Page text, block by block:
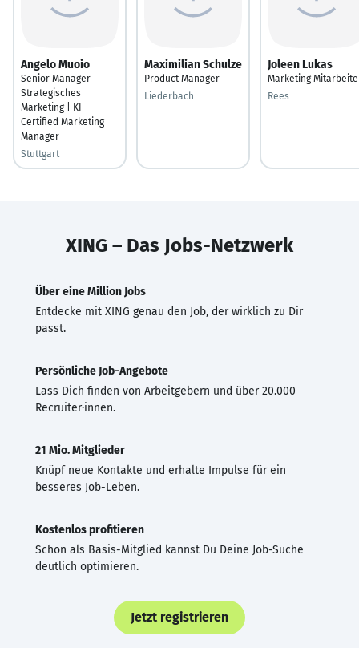
Angelo Muoio
Senior Manager
Strategisches
Marketing | KI
Certified Marketing
Manager
Stuttgart
Maximilian Schulze
Product Manager
Liederbach
Joleen Lukas
Marketing
Rees
XING – Das Jobs-Netzwerk
Über eine Million Jobs
Entdecke mit XING genau den Job, der wirklich zu Dir
passt.
Persönliche Job-Angebote
Lass Dich finden von Arbeitgebern und über 20.000
Recruiter·innen.
21 Mio. Mitglieder
Knüpf neue Kontakte und erhalte Impulse für ein
besseres Job-Leben.
Kostenlos profitieren
Schon als Basis-Mitglied kannst Du Deine Job-Suche
deutlich optimieren.
Jetzt registrieren